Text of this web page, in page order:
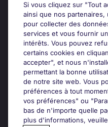
Candidats
Entreprises
Si vous cliquez sur "Tout
ainsi que nos
pour collecter des
services et vous fournir
intérêts. Vous pouvez
certains cookies en
accepter", et nous
permettant la bonne
de notre site web. Vous
préférences à tout
vos préférences" ou
bas de n'importe quelle
plus d'informations,